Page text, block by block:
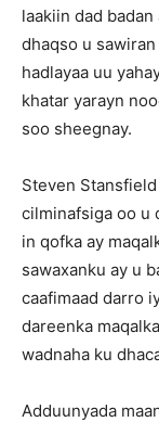
laakiin dad
dhaqso u
hadlayaa uu
khatar yarayn
soo sheegnay.
Steven
cilminafsiga oo u
in qofka ay
sawaxanku ay u
caafimaad darro
dareenka
wadnaha ku
Adduunyada